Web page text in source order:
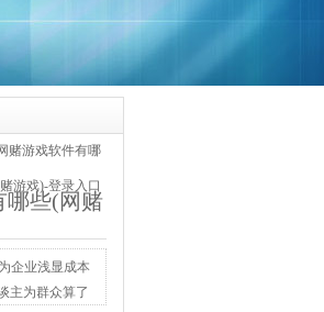
赌游戏软件有哪
游戏)-登录入口
哪些(网赌
企业浅显成本
主为群众算了